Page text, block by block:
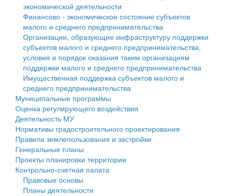
Противодействие коррупции
Контрольно-счетная палата
Персональные данные
Оценка регулирующего воздействия
Деятельность МУ
Нормативы градостроительного проектирования
Правила землепользования и застройки
Генеральные планы
Проекты планировки территории
Собрание депутатов
Городское поселение
экономической деятельности
Финансово - экономическое состояние субъектов
малого и среднего предпринимательства
Организации, образующие инфраструктуру поддержки
субъектов малого и среднего предпринимательства,
условия и порядок оказания таким организациям
поддержки малого и среднего предпринимательства
Имущественная поддержка субъектов малого и
среднего предпринимательства
Муниципальные программы
Оценка регулирующего воздействия
Деятельность МУ
Нормативы градостроительного проектирования
Правила землепользования и застройки
Генеральные планы
Проекты планировки территории
Контрольно-счетная палата
Правовые основы
Планы деятельности